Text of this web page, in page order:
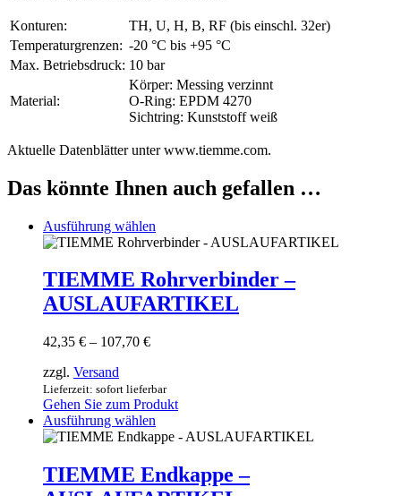
Konturen:
TH, U, H, B, RF (bis einschl. 32er)
Temperaturgrenzen: -20 °C bis +95 °C
Max. Betriebsdruck: 10 bar
Material:
Körper: Messing verzinnt
O-Ring: EPDM 4270
Sichtring: Kunststoff weiß
Aktuelle Datenblätter unter www.tiemme.com.
Das könnte Ihnen auch gefallen …
Ausführung wählen
Produkt
mehrere
Varianten
auf.
der
Produktseite
werden
TIEMME Rohrverbinder –
AUSLAUFARTIKEL
42,35 € – 107,70 €Preisspanne:
107,70 €
zzgl. Versand
Lieferzeit: sofort lieferbar
Gehen Sie zum Produkt
Ausführung wählen
Produkt
mehrere
Varianten
TIEMME Endkappe –